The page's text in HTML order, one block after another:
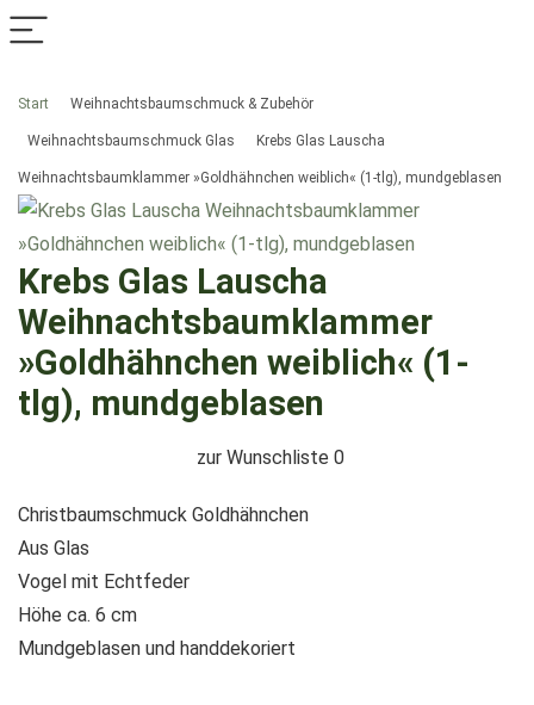
Start Weihnachtsbaumschmuck & Zubehör
Weihnachtsbaumschmuck Glas Krebs Glas Lauscha
Weihnachtsbaumklammer »Goldhähnchen weiblich« (1-tlg), mundgeblasen
Krebs Glas Lauscha
Weihnachtsbaumklammer
»Goldhähnchen weiblich« (1-
tlg), mundgeblasen
zur Wunschliste 0
Christbaumschmuck Goldhähnchen
Aus Glas
Vogel mit Echtfeder
Höhe ca. 6 cm
Mundgeblasen und handdekoriert